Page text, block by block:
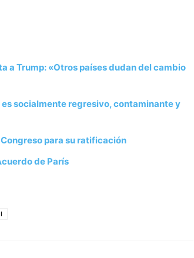
a Trump: «Otros países dudan del cambio
socialmente regresivo, contaminante y
para su ratificación
de París